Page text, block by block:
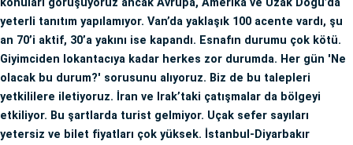
yeterli tanıtım yapılamıyor. Van’da yaklaşık 100 acente vardı, şu
an 70’i aktif, 30’a yakını ise kapandı. Esnafın durumu çok kötü.
Giyimciden lokantacıya kadar herkes zor durumda. Her gün 'Ne
olacak bu durum?' sorusunu alıyoruz. Biz de bu talepleri
yetkililere iletiyoruz. İran ve Irak’taki çatışmalar da bölgeyi
etkiliyor. Bu şartlarda turist gelmiyor. Uçak sefer sayıları
yetersiz ve bilet fiyatları çok yüksek. İstanbul-Diyarbakır